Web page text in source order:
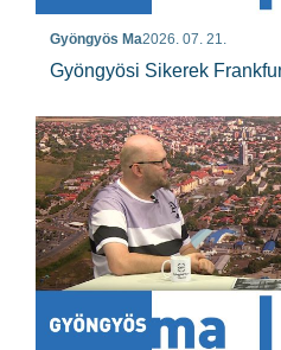
Gyöngyös Ma2026. 07. 21.
Gyöngyösi Sikerek